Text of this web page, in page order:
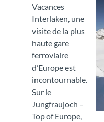
Jungfraujoch - Top of Europe
Vacances
Interlaken, une
visite de la plus
haute gare
ferroviaire
d’Europe est
incontournable.
Sur le
Jungfraujoch –
Top of Europe,